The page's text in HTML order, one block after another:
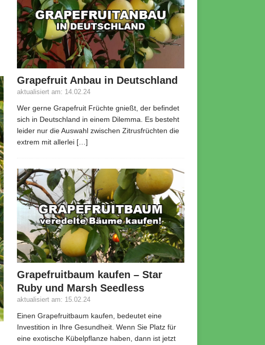
Grapefruit Anbau in Deutschland
aktualisiert am: 14.02.24
Wer gerne Grapefruit Früchte gnießt, der befindet
sich in Deutschland in einem Dilemma. Es besteht
leider nur die Auswahl zwischen Zitrusfrüchten die
extrem mit allerlei […]
Grapefruitbaum kaufen – Star
Ruby und Marsh Seedless
aktualisiert am: 15.02.24
Einen Grapefruitbaum kaufen, bedeutet eine
Investition in Ihre Gesundheit. Wenn Sie Platz für
eine exotische Kübelpflanze haben, dann ist jetzt